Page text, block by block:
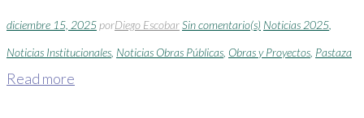
diciembre 15, 2025porDiego EscobarSin comentario(s) Noticias 2025
Noticias Institucionales Noticias Obras Públicas Obras y Proyectos Pastaza
Read more